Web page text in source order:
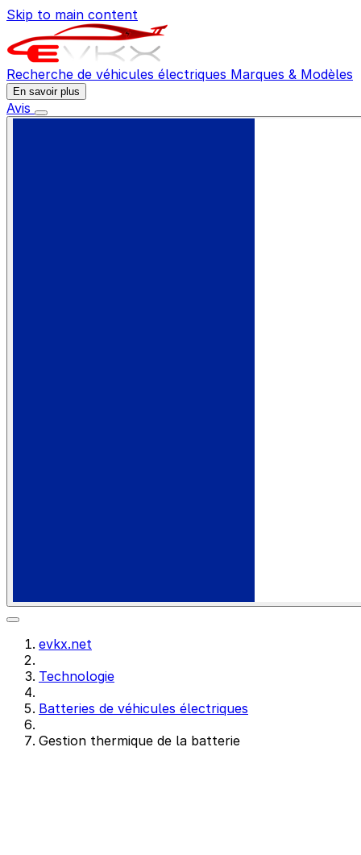
Skip to main content
Recherche de véhicules électriques Marques & Modèles
En savoir plus
Avis
evkx.net
Technologie
Batteries de véhicules électriques
Gestion thermique de la batterie